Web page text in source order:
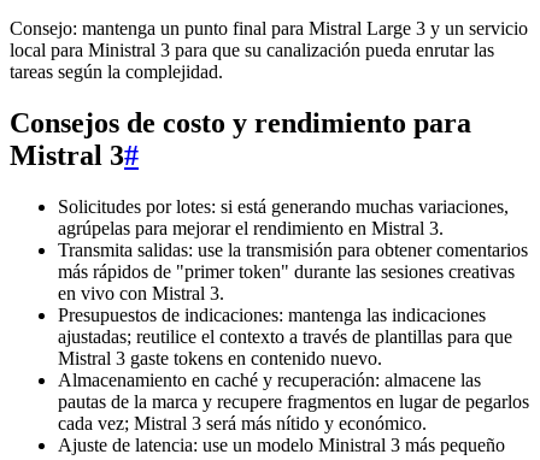
Consejo: mantenga un punto final para Mistral Large 3 y un servicio
local para Ministral 3 para que su canalización pueda enrutar las
tareas según la complejidad.
Consejos de costo y rendimiento para
Mistral 3#
Solicitudes por lotes: si está generando muchas variaciones,
agrúpelas para mejorar el rendimiento en Mistral 3.
Transmita salidas: use la transmisión para obtener comentarios
más rápidos de "primer token" durante las sesiones creativas
en vivo con Mistral 3.
Presupuestos de indicaciones: mantenga las indicaciones
ajustadas; reutilice el contexto a través de plantillas para que
Mistral 3 gaste tokens en contenido nuevo.
Almacenamiento en caché y recuperación: almacene las
pautas de la marca y recupere fragmentos en lugar de pegarlos
cada vez; Mistral 3 será más nítido y económico.
Ajuste de latencia: use un modelo Ministral 3 más pequeño